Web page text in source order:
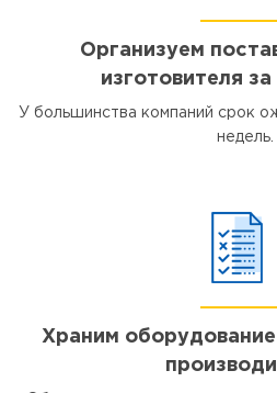
Организуем
изготовителя
У большинства компаний срок
недель.
Храним